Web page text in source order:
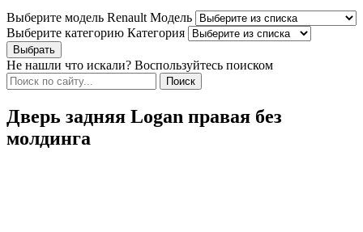
Выберите модель Renault Модель
Выберите категорию Категория
Не нашли что искали? Воспользуйтесь поиском
Дверь задняя Logan правая без
молдинга